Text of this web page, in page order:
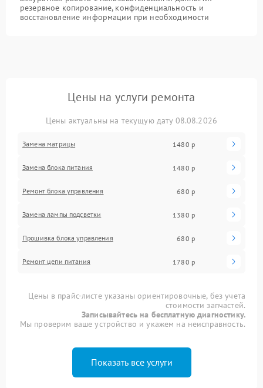
резервное копирование, конфиденциальность и
восстановление информации при необходимости
Цены на услуги ремонта
Цены актуальны на текущую дату 08.08.2026
Замена матрицы 1480 р
Замена блока питания 1480 р
Ремонт блока управления 680 р
Замена лампы подсветки 1380 р
Прошивка блока управления 680 р
Ремонт цепи питания 1780 р
Цены в прайс-листе указаны ориентировочные, без учета
стоимости запчастей.
Записывайтесь на бесплатную диагностику.
Мы проверим ваше устройство и укажем на неисправность.
Показать все услуги